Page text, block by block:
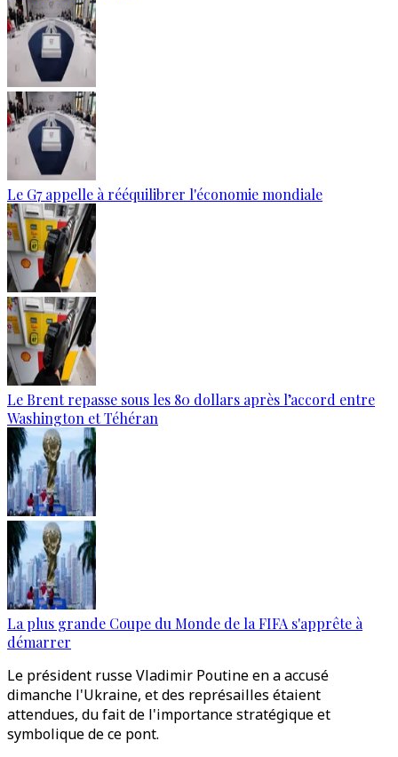
Le G7 appelle à rééquilibrer l'économie mondiale
Le Brent repasse sous les 80 dollars après l’accord entre
Washington et Téhéran
La plus grande Coupe du Monde de la FIFA s'apprête à
démarrer
Le président russe Vladimir Poutine en a accusé
dimanche l'Ukraine, et des représailles étaient
attendues, du fait de l'importance stratégique et
symbolique de ce pont.